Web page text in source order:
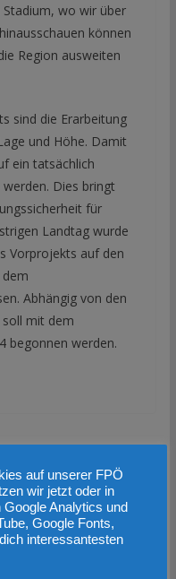
Stadium, wo wir über
können
Region ausweiten
sind die Erarbeitung
und Höhe. Damit
ein tatsächlich
Dies bringt
für
Landtag wurde
Vorprojekts auf den
Abhängig von den
soll mit dem
begonnen werden.
ÖVP, SPÖ und
schröpfen
gefallen
auf unserer FPÖ
wir jetzt oder in
Analytics und
Google Fonts,
interessantesten